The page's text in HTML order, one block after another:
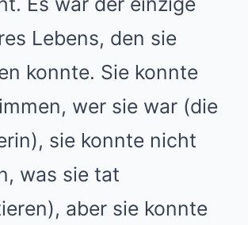
Lebens, den sie
konnte. Sie konnte
wer sie war (die
sie konnte nicht
was sie tat
aber sie konnte